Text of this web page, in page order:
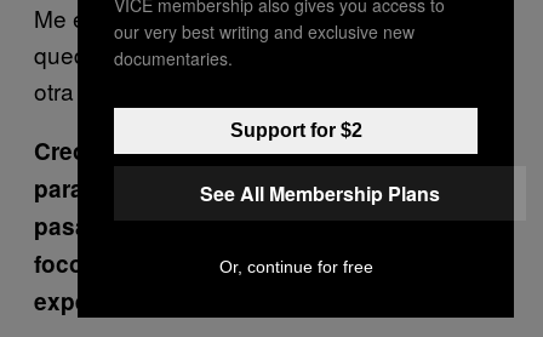
Me encantó ver vivas esas canciones que
quedaron fuera de mi disco con otro estilo y
otra personalidad. Eso estuvo muy padre.
Creo que elSin Sin Sinfue un parteaguas
para ti. Con ese disco fuiste al SXSW y
pasaste de ser una banda local a tener un
foco internacional. Cuéntame sobre tu
experiencia allá.
our very best writing and exclusive new
documentaries.
Support for $2
See All Membership Plans
Or, continue for free